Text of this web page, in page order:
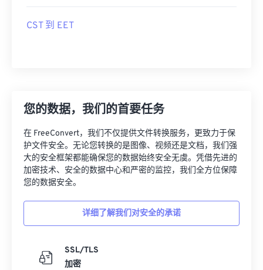
CST 到 EET
您的数据，我们的首要任务
在 FreeConvert，我们不仅提供文件转换服务，更致力于保
护文件安全。无论您转换的是图像、视频还是文档，我们强
大的安全框架都能确保您的数据始终安全无虞。凭借先进的
加密技术、安全的数据中心和严密的监控，我们全方位保障
您的数据安全。
详细了解我们对安全的承诺
SSL/TLS
加密